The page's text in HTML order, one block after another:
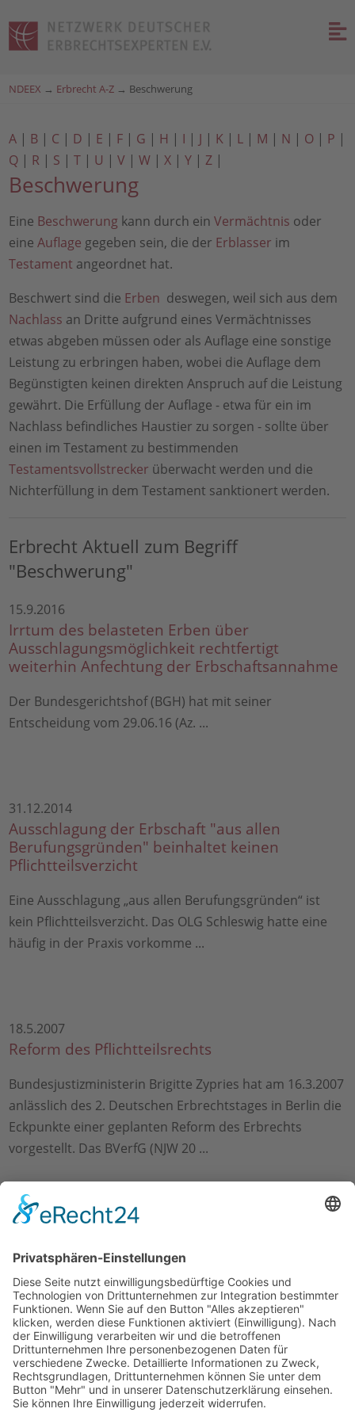
NDEEX → Erbrecht A-Z → Beschwerung
A | B | C | D | E | F | G | H | I | J | K | L | M | N | O | P |
Q | R | S |T | U |V |W |X |Y |Z |
Beschwerung
Eine Beschwerung kann durch einVermächtnis oder
eineAuflage gegeben sein, die der Erblasser im
Testament angeordnet hat.
Beschwert sind die Erben deswegen, weil sich aus dem
Nachlass an Dritte aufgrund eines Vermächtnisses
etwas abgeben müssen oder als Auflage eine sonstige
Leistung zu erbringen haben, wobei die Auflage dem
Begünstigten keinen direkten Anspruch auf die Leistung
gewährt. Die Erfüllung der Auflage - etwa für ein im
Nachlass befindliches Haustier zu sorgen - sollte über
einen im Testament zu bestimmenden
Testamentsvollstrecker überwacht werden und die
Nichterfüllung in dem Testament sanktionert werden.
Erbrecht Aktuell zum Begriff
"Beschwerung"
15.9.2016
Irrtum des belasteten Erben über
Ausschlagungsmöglichkeit rechtfertigt
weiterhin Anfechtung der Erbschaftsannahme
Der Bundesgerichtshof (BGH) hat mit seiner
Entscheidung vom 29.06.16 (Az. ...
31.12.2014
Ausschlagung der Erbschaft "aus allen
Berufungsgründen" beinhaltet keinen
Pflichtteilsverzicht
Eine Ausschlagung „aus allen Berufungsgründen“ ist
kein Pflichtteilsverzicht. Das OLG Schleswig hatte eine
häufig in der Praxis vorkomme ...
18.5.2007
Reform des Pflichtteilsrechts
Bundesjustizministerin Brigitte Zypries hat am 16.3.2007
anlässlich des 2. Deutschen Erbrechtstages in Berlin die
Eckpunkte einer geplanten Reform des Erbrechts
vorgestellt. Das BVerfG (NJW 20 ...
Impressum|Datenschutzerklärung|Checkliste
Todesfall